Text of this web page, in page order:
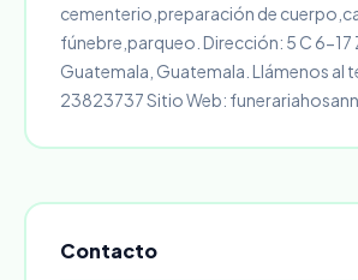
cementerio,preparación de
fúnebre,parqueo. Dirección: 5 C 6-17
Guatemala, Guatemala. Llámenos al
23823737 Sitio Web:
Contacto